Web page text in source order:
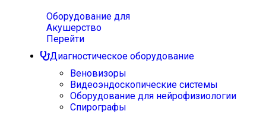
Оборудование для
Акушерство
Перейти
Диагностическое оборудование
Веновизоры
Видеоэндоскопические системы
Оборудование для нейрофизиологии
Спирографы